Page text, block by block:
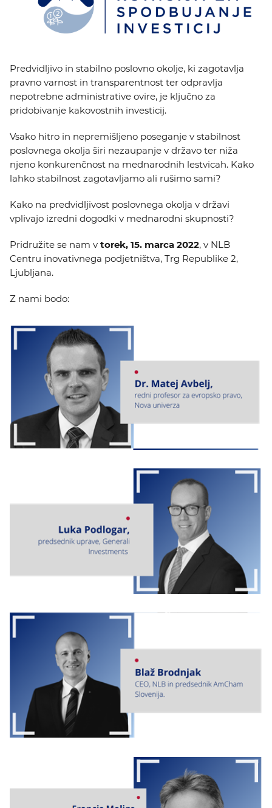
Želimo postati član
Predvidljivo in stabilno poslovno okolje, ki zagotavlja
pravno varnost in transparentnost ter odpravlja
nepotrebne administrative ovire, je ključno za
pridobivanje kakovostnih investicij.
Vsako hitro in nepremišljeno poseganje v stabilnost
poslovnega okolja širi nezaupanje v državo ter niža
njeno konkurenčnost na mednarodnih lestvicah. Kako
lahko stabilnost zagotavljamo ali rušimo sami?
Kako na predvidljivost poslovnega okolja v državi
vplivajo izredni dogodki v mednarodni skupnosti?
Pridružite se nam v torek, 15. marca 2022, v NLB
Centru inovativnega podjetništva, Trg Republike 2,
Ljubljana.
Z nami bodo: